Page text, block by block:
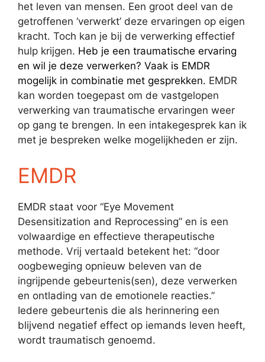
het leven van mensen. Een groot deel van de
getroffenen ‘verwerkt’ deze ervaringen op eigen
kracht. Toch kan je bij de verwerking effectief
hulp krijgen. Heb je een traumatische ervaring
en wil je deze verwerken? Vaak is EMDR
mogelijk in combinatie met gesprekken. EMDR
kan worden toegepast om de vastgelopen
verwerking van traumatische ervaringen weer
op gang te brengen. In een intakegesprek kan ik
met je bespreken welke mogelijkheden er zijn.
EMDR
EMDR staat voor “Eye Movement
Desensitization and Reprocessing” en is een
volwaardige en effectieve therapeutische
methode. Vrij vertaald betekent het: “door
oogbeweging opnieuw beleven van de
ingrijpende gebeurtenis(sen), deze verwerken
en ontlading van de emotionele reacties.”
Iedere gebeurtenis die als herinnering een
blijvend negatief effect op iemands leven heeft,
wordt traumatisch genoemd.